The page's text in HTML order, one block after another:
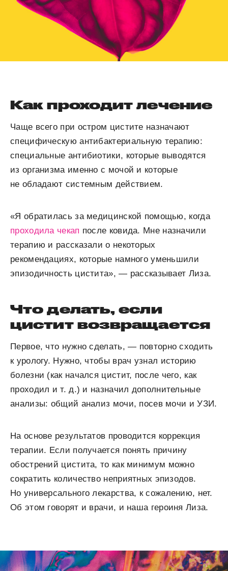
Как проходит лечение
Чаще всего при остром цистите назначают
специфическую антибактериальную терапию:
специальные антибиотики, которые выводятся
из организма именно с мочой и которые
не обладают системным действием.
«Я обратилась за медицинской помощью, когда
проходила чекап после ковида. Мне назначили
терапию и рассказали о некоторых
рекомендациях, которые намного уменьшили
эпизодичность цистита», — рассказывает Лиза.
Что делать, если
цистит возвращается
Первое, что нужно сделать, — повторно сходить
к урологу. Нужно, чтобы врач узнал историю
болезни (как начался цистит, после чего, как
проходил и т. д.) и назначил дополнительные
анализы: общий анализ мочи, посев мочи и УЗИ.
На основе результатов проводится коррекция
терапии. Если получается понять причину
обострений цистита, то как минимум можно
сократить количество неприятных эпизодов.
Но универсального лекарства, к сожалению, нет.
Об этом говорят и врачи, и наша героиня Лиза.